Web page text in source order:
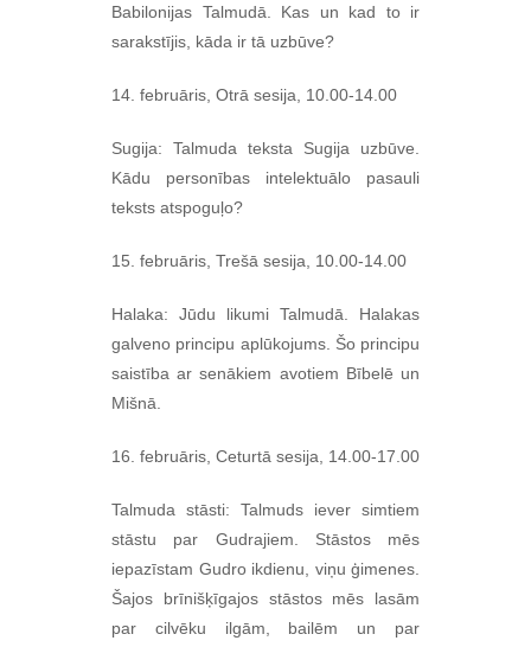
Babilonijas Talmudā. Kas un kad to ir
sarakstījis, kāda ir tā uzbūve?
14. februāris, Otrā sesija, 10.00-14.00
Sugija: Talmuda teksta Sugija uzbūve.
Kādu personības intelektuālo pasauli
teksts atspoguļo?
15. februāris, Trešā sesija, 10.00-14.00
Halaka: Jūdu likumi Talmudā. Halakas
galveno principu aplūkojums. Šo principu
saistība ar senākiem avotiem Bībelē un
Mišnā.
16. februāris, Ceturtā sesija, 14.00-17.00
Talmuda stāsti: Talmuds iever simtiem
stāstu par Gudrajiem. Stāstos mēs
iepazīstam Gudro ikdienu, viņu ģimenes.
Šajos brīnišķīgajos stāstos mēs lasām
par cilvēku ilgām, bailēm un par